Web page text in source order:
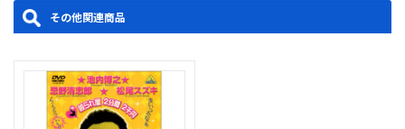
その他関連商品